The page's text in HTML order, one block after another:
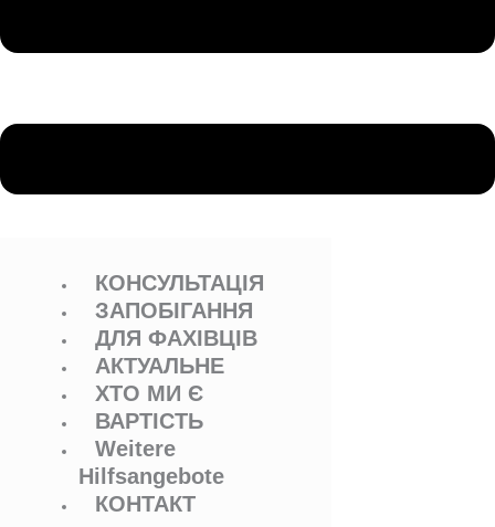
КОНСУЛЬТАЦІЯ
ЗАПОБІГАННЯ
ДЛЯ ФАХІВЦІВ
АКТУАЛЬНЕ
ХТО МИ Є
ВАРТІСТЬ
Weitere
Hilfsangebote
КОНТАКТ